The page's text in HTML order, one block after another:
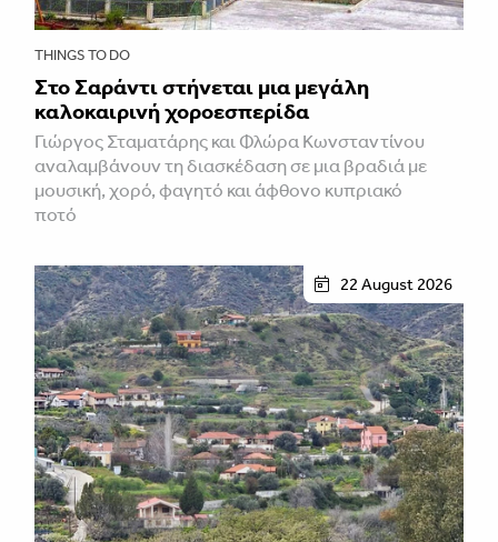
THINGS TO DO
Στο Σαράντι στήνεται μια μεγάλη
καλοκαιρινή χοροεσπερίδα
Γιώργος Σταματάρης και Φλώρα Κωνσταντίνου
αναλαμβάνουν τη διασκέδαση σε μια βραδιά με
μουσική, χορό, φαγητό και άφθονο κυπριακό
ποτό
22 August 2026